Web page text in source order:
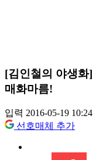
[김인철의 야생화]
매화마름!
입력 2016-05-19 10:24
선호매체 추가